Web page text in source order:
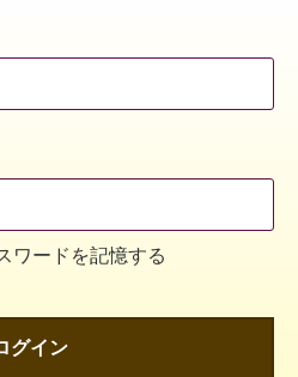
ワードを記憶する
グイン